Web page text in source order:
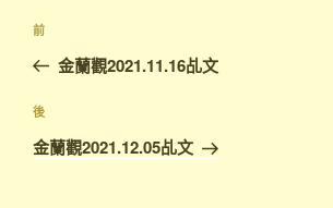
文
導
覽
上
一
篇
文
章
前
金蘭觀2021.11.16乩文
下
篇
文
後
金蘭觀2021.12.05乩文